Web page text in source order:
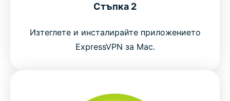
Стъпка 2
Изтеглете и инсталирайте приложението
ExpressVPN за Mac.